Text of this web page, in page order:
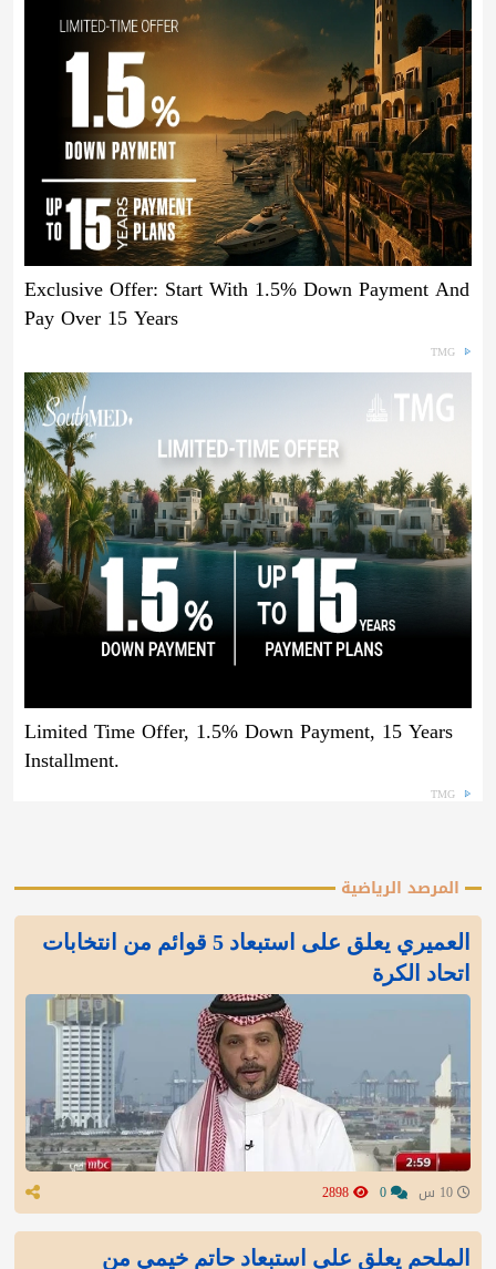
Exclusive Offer: Start With 1.5% Down Payment And
Pay Over 15 Years
TMG
Limited Time Offer, 1.5% Down Payment, 15 Years
Installment.
TMG
المرصد الرياضية
العميري يعلق على استبعاد 5 قوائم من انتخابات
اتحاد الكرة
الملحم يعلق على استبعاد حاتم خيمي من